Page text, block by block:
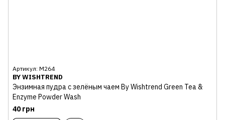
Артикул: М264
BY WISHTREND
Энзимная пудра с зелёным чаем By Wishtrend Green Tea &
Enzyme Powder Wash
40 грн